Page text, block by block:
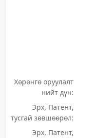
Хөрөнгө оруулалт
нийт дүн:
Эрх, Патент,
тусгай зөвшөөрөл:
Эрх, Патент,